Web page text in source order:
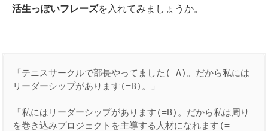
活生っぽいフレーズを入れてみましょうか。
「テニスサークルで部長やってました(=A)。だから私には
リーダーシップがあります(=B)。」
「私にはリーダーシップがあります(=B)。だから私は周り
を巻き込みプロジェクトを主導する人材になれます(=